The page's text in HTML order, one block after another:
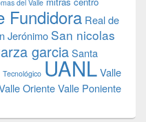
del Valle
Fundidora Real de
Jerónimo San nicolas
garciaSanta
Tecnológico UANLValle
OrienteValle Poniente